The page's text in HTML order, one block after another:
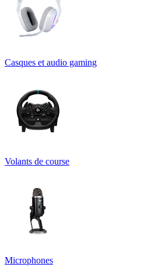
Casques et audio gaming
Volants de course
Microphones